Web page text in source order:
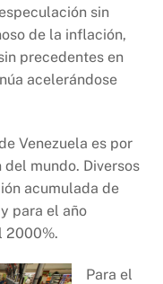
sin
de la inflación,
precedentes en
acelerándose
Venezuela es por
mundo. Diversos
acumulada de
para el año
2000%.
Para el